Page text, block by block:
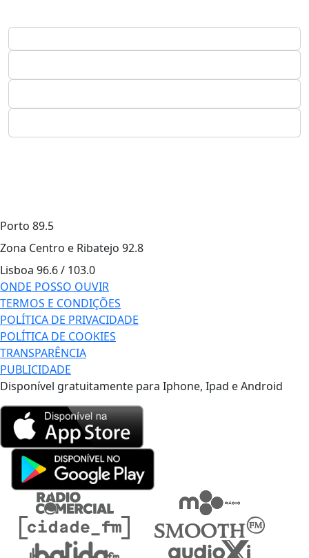
Porto 89.5
Zona Centro e Ribatejo 92.8
Lisboa 96.6 / 103.0
ONDE POSSO OUVIR
TERMOS E CONDIÇÕES
POLÍTICA DE PRIVACIDADE
POLÍTICA DE COOKIES
TRANSPARÊNCIA
PUBLICIDADE
Disponível gratuitamente para Iphone, Ipad e Android